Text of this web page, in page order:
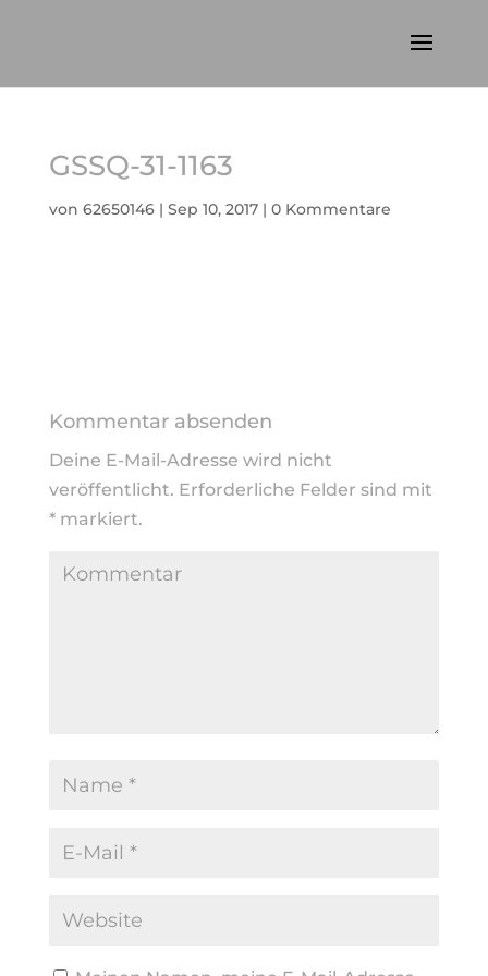
GSSQ-31-1163
von 62650146| Sep 10, 2017| 0 Kommentare
Kommentar absenden
Deine E-Mail-Adresse wird nicht
veröffentlicht. Erforderliche Felder sind mit
*markiert.